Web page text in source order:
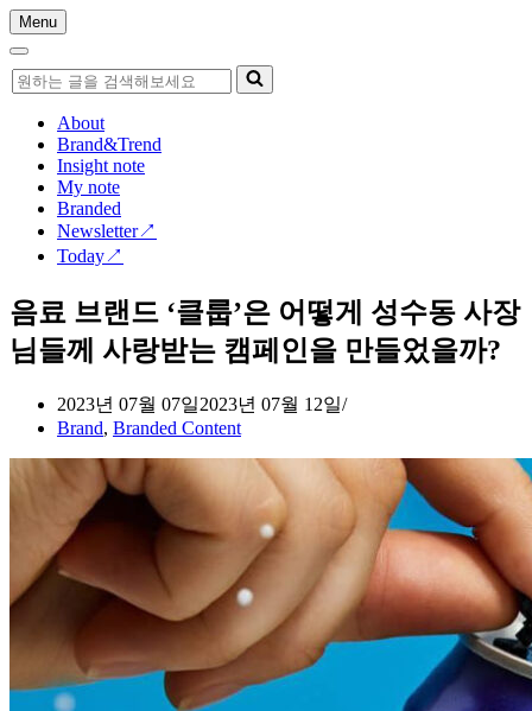
색
하
기...
Menu
내
게
션
메
뉴
내
비
다
음
About
Brand&Trend
Insight note
My note
Branded
Newsletter↗
Today↗
음료 브랜드 ‘클룹’은 어떻게 성수동 사장
님들께 사랑받는 캠페인을 만들었을까?
2023년 07월 07일2023년 07월 12일
Brand, Branded Content